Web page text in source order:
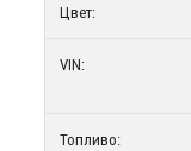
Цвет:
VIN:
Топливо: